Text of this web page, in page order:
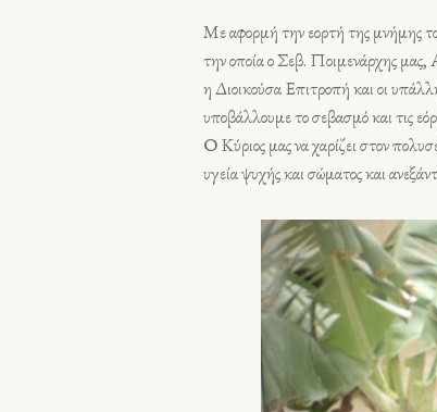
Με αφορμή την εορτή της μνήμης
την οποία ο Σεβ. Ποιμενάρχης μας,
η Διοικούσα Επιτροπή και οι
υποβάλλουμε το σεβασμό και τις
Ο Κύριος μας να χαρίζει στον
υγεία ψυχής και σώματος και